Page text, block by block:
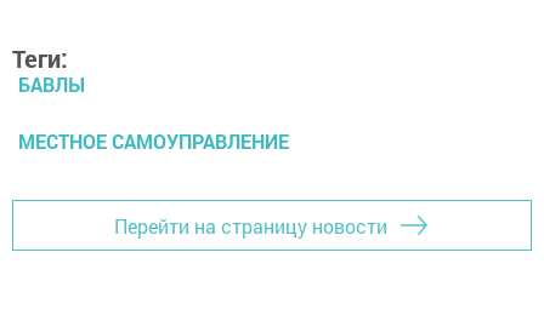
Теги:
БАВЛЫ
МЕСТНОЕ САМОУПРАВЛЕНИЕ
Перейти на страницу новости